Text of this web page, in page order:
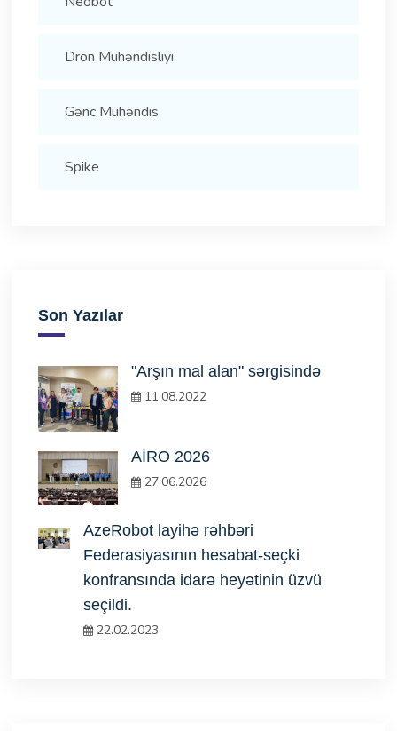
Dron Mühəndisliyi
Gənc Mühəndis
Spike
Son Yazılar
"Arşın mal alan" sərgisində
11.08.2022
AİRO 2026
27.06.2026
AzeRobot layihə rəhbəri
Federasiyasının hesabat-seçki
konfransında idarə heyətinin üzvü
seçildi.
22.02.2023